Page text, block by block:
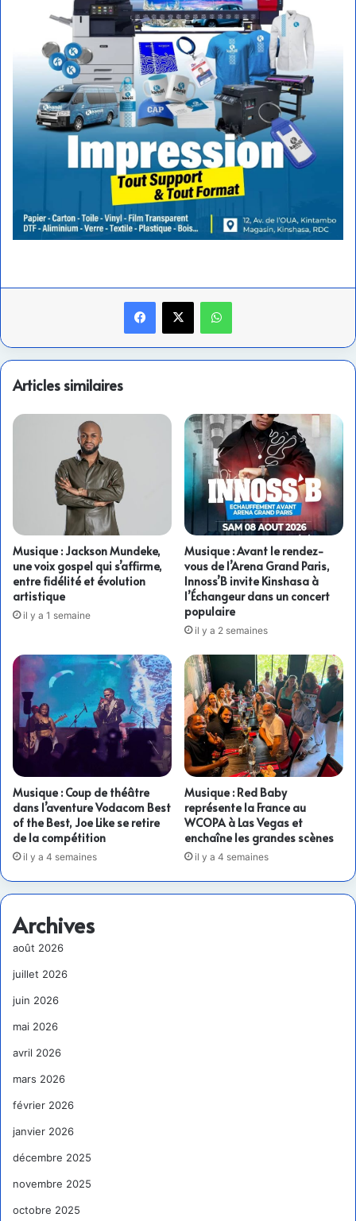
Facebook
X WhatsApp
Articles similaires
Musique : Jackson Mundeke,
une voix gospel qui s’affirme,
entre fidélité et évolution
artistique
il y a 1 semaine
Musique : Avant le rendez-
vous de l’Arena Grand Paris,
Innoss’B invite Kinshasa à
l’Échangeur dans un concert
populaire
il y a 2 semaines
Musique : Coup de théâtre
dans l’aventure Vodacom Best
of the Best, Joe Like se retire
de la compétition
il y a 4 semaines
Musique : Red Baby
représente la France au
WCOPA à Las Vegas et
enchaîne les grandes scènes
il y a 4 semaines
Archives
août 2026
juillet 2026
juin 2026
mai 2026
avril 2026
mars 2026
février 2026
janvier 2026
décembre 2025
novembre 2025
octobre 2025